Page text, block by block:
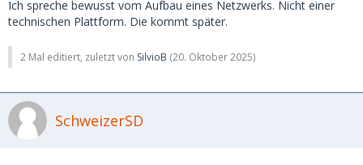
Ich spreche bewusst vom Aufbau eines Netzwerks. Nicht einer
technischen Plattform. Die kommt später.
2 Mal editiert, zuletzt von SilvioB (20. Oktober 2025)
SchweizerSD